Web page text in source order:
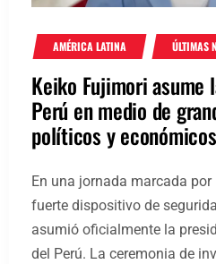
AMÉRICA LATINA ÚLTIMAS
Keiko Fujimori asume
Perú en medio de
políticos y económicos
En una jornada marcada
fuerte dispositivo de
asumió oficialmente la
del Perú. La ceremonia de